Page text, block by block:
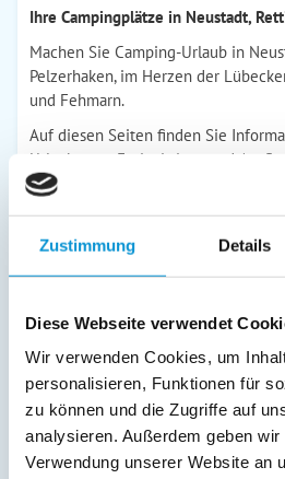
Zustimmung Details
Diese Webseite verwendet
Wir verwenden Cookies, um
personalisieren, Funktionen für
zu können und die Zugriffe auf
analysieren. Außerdem geben
Verwendung unserer Website an
Ihre Campingplätze in Neustadt,
Machen Sie Camping-Urlaub in
Pelzerhaken, im Herzen der
und Fehmarn.
Auf diesen Seiten finden Sie
Urlaubsorte, Freizeittipps und
Wetterinformationen und
6 Campingplätzewerden
Platz finden Sie Informationen zur
Campingplatz Seeblick
in Neustadt/Pelzerhaken